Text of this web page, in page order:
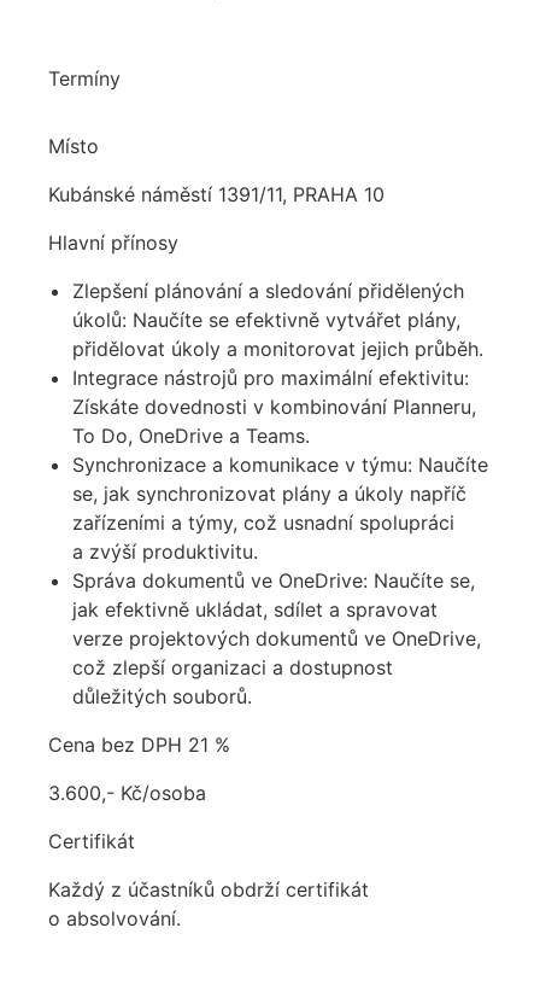
Termíny
Místo
Kubánské náměstí 1391/11, PRAHA 10
Hlavní přínosy
Zlepšení plánování a sledování přidělených
úkolů: Naučíte se efektivně vytvářet plány,
přidělovat úkoly a monitorovat jejich průběh.
Integrace nástrojů pro maximální efektivitu:
Získáte dovednosti v kombinování Planneru,
To Do, OneDrive a Teams.
Synchronizace a komunikace v týmu: Naučíte
se, jak synchronizovat plány a úkoly napříč
zařízeními a týmy, což usnadní spolupráci
a zvýší produktivitu.
Správa dokumentů ve OneDrive: Naučíte se,
jak efektivně ukládat, sdílet a spravovat
verze projektových dokumentů ve OneDrive,
což zlepší organizaci a dostupnost
důležitých souborů.
Cena bez DPH 21 %
3.600,- Kč/osoba
Certifikát
Každý z účastníků obdrží certifikát
o absolvování.